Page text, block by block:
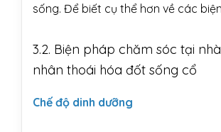
sống. Để biết cụ thể hơn về các
3.2. Biện pháp chăm sóc tại
nhân thoái hóa đốt sống cổ
Chế độ dinh dưỡng